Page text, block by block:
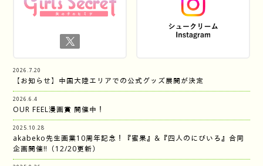
2026.7.20
【お知らせ】中国大陸エリアでの公式グッズ展開が決定
2026.6.4
OUR FEEL漫画賞 開催中！
2025.10.28
akabeko先生画業10周年記念！『蜜果』&『四人のにびいろ』合同
企画開催‼︎（12/20更新）